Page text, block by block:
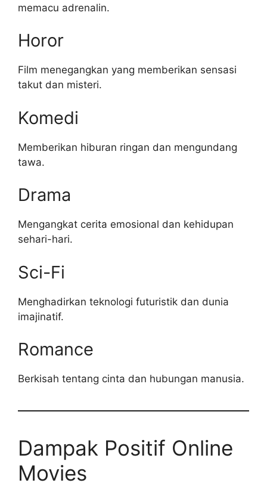
memacu adrenalin.
Horor
Film menegangkan yang memberikan sensasi
takut dan misteri.
Komedi
Memberikan hiburan ringan dan mengundang
tawa.
Drama
Mengangkat cerita emosional dan kehidupan
sehari-hari.
Sci-Fi
Menghadirkan teknologi futuristik dan dunia
imajinatif.
Romance
Berkisah tentang cinta dan hubungan manusia.
Dampak Positif Online
Movies